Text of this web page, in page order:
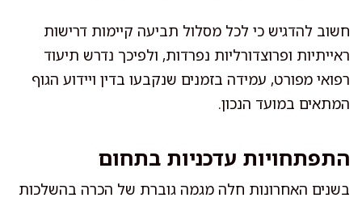
חשוב להדגיש כי לכל מסלול תביעה קיימות דרישות
ראייתיות ופרוצדורליות נפרדות, ולפיכך נדרש תיעוד
רפואי מפורט, עמידה בזמנים שנקבעו בדין ויידוע הגוף
המתאים במועד הנכון.
התפתחויות עדכניות בתחום
בשנים האחרונות חלה מגמה גוברת של הכרה בהשלכות